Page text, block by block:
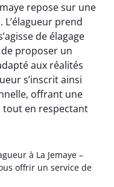
repose sur une
L’élagueur prend
de élagage
proposer un
aux réalités
s’inscrit ainsi
offrant une
tout en respectant
à La Jemaye –
offrir un service de